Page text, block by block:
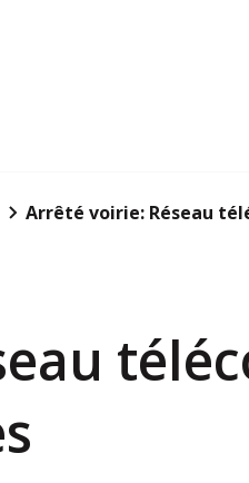
Arrêté voirie: Réseau